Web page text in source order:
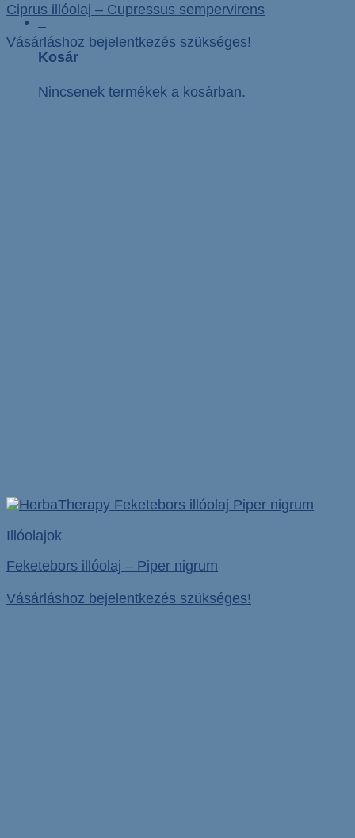
Kosár
Nincsenek termékek a kosárban.
Ciprus illóolaj – Cupressus sempervirens
Vásárláshoz bejelentkezés szükséges!
Illóolajok
Feketebors illóolaj – Piper nigrum
Vásárláshoz bejelentkezés szükséges!